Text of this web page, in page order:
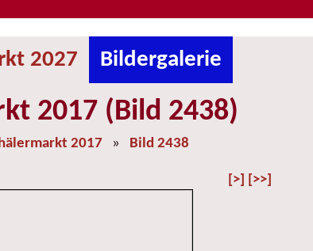
2027 Bildergalerie
2017 (Bild 2438)
2017 » Bild 2438
[>] [>>]